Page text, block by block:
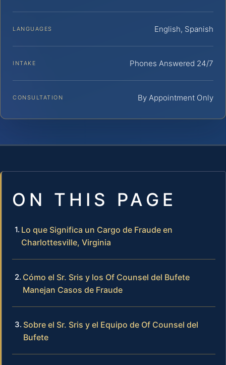
LANGUAGES English, Spanish
INTAKE Phones Answered 24/7
CONSULTATION By Appointment Only
ON THIS PAGE
Lo que Significa un Cargo de Fraude en
Charlottesville, Virginia
Cómo el Sr. Sris y los Of Counsel del Bufete
Manejan Casos de Fraude
Sobre el Sr. Sris y el Equipo de Of Counsel del
Bufete